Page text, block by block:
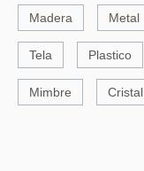
Madera Metal
Tela Plastico
Mimbre Cristal